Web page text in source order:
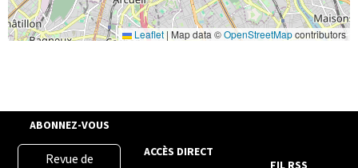
Leaflet | Map data ©OpenStreetMapcontributors
ABONNEZ-VOUS
Revue de
ACCÈS DIRECT